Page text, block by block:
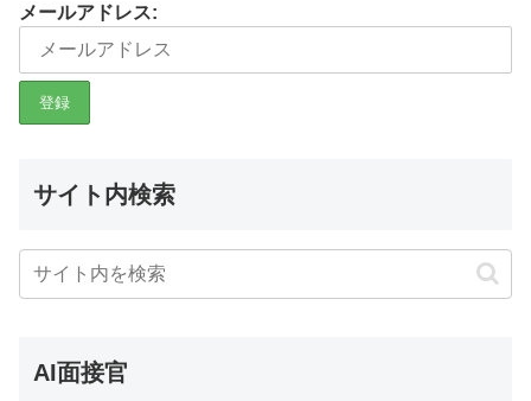
メールアドレス:
サイト内検索
AI面接官